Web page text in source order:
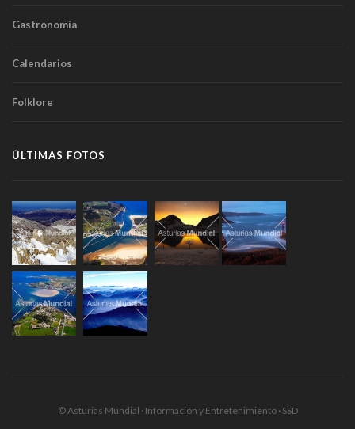
Gastronomía
Calendarios
Folklore
ÚLTIMAS FOTOS
© Asturias Mundial · Información y Entretenimiento · SSD